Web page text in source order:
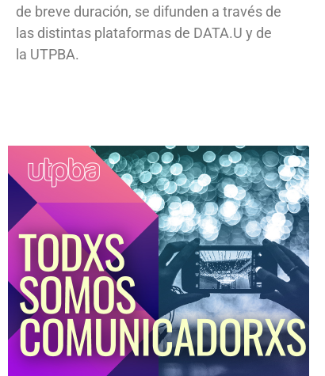
de breve duración, se difunden a través de
las distintas plataformas de DATA.U y de
la UTPBA.